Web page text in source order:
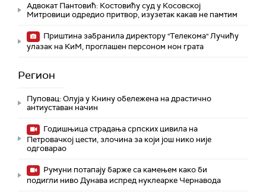
Адвокат Пантовић: Костовићу суд у Косовској
Митровици одредио притвор, изузетак какав не памтим
Приштина забранила директору "Телекома" Лучићу
улазак на КиМ, проглашен персоном нон грата
Регион
Пуповац: Олуја у Книну обележена на драстично
антиуставан начин
Годишњица страдања српских цивила на
Петровачкој цести, злочина за који још нико није
одговарао
Румуни потапају барже са камењем како би
подигли ниво Дунава испред нуклеарке Чернавода